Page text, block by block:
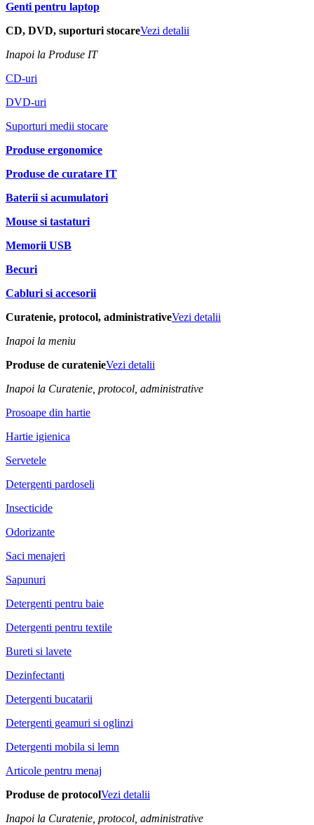
Genti pentru laptop
CD, DVD, suporturi stocareVezi detalii
Inapoi la Produse IT
CD-uri
DVD-uri
Suporturi medii stocare
Produse ergonomice
Produse de curatare IT
Baterii si acumulatori
Mouse si tastaturi
Memorii USB
Becuri
Cabluri si accesorii
Curatenie, protocol, administrativeVezi detalii
Inapoi la meniu
Produse de curatenieVezi detalii
Inapoi la Curatenie, protocol, administrative
Prosoape din hartie
Hartie igienica
Servetele
Detergenti pardoseli
Insecticide
Odorizante
Saci menajeri
Sapunuri
Detergenti pentru baie
Detergenti pentru textile
Bureti si lavete
Dezinfectanti
Detergenti bucatarii
Detergenti geamuri si oglinzi
Detergenti mobila si lemn
Articole pentru menaj
Produse de protocolVezi detalii
Inapoi la Curatenie, protocol, administrative